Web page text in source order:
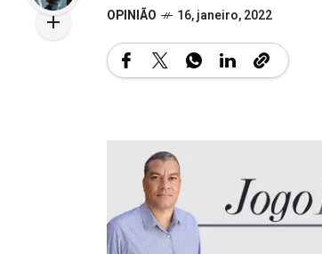
OPINIÃO 16, janeiro, 2022